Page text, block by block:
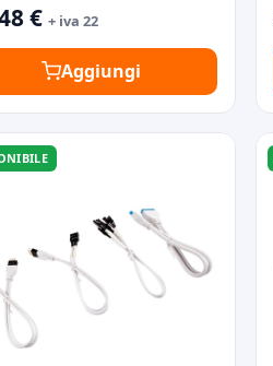
€ + iva 22
Aggiungi